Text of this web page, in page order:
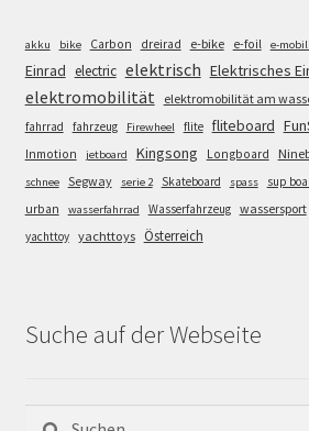
akku bike Carbon dreirad e-bike e-foil e-
Einrad electric elektrisch Elektrisches
elektromobilität elektromobilität am
fahrrad
fahrzeug Firewheel flite fliteboard
Inmotion jetboard Kingsong Longboard
schnee Segway serie 2 Skateboard spass sup
urban wasserfahrrad Wasserfahrzeug wassersport
yachttoy yachttoys Österreich
Suche auf der Webseite